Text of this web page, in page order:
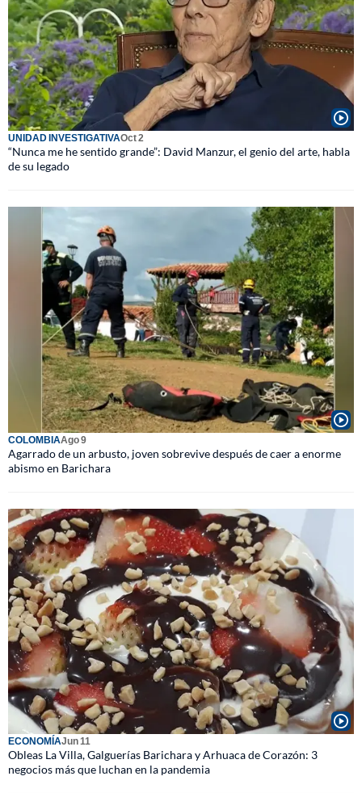
UNIDAD INVESTIGATIVAOct 2
“Nunca me he sentido grande”: David Manzur, el genio del arte, habla
de su legado
COLOMBIAAgo 9
Agarrado de un arbusto, joven sobrevive después de caer a enorme
abismo en Barichara
ECONOMÍAJun 11
Obleas La Villa, Galguerías Barichara y Arhuaca de Corazón: 3
negocios más que luchan en la pandemia